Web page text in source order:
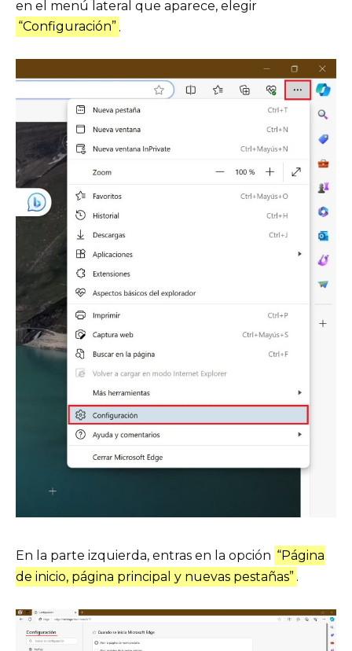
en el menú lateral que aparece, elegir
“Configuración” .
En la parte izquierda, entras en la opción “Página
de inicio, página principal y nuevas pestañas” .